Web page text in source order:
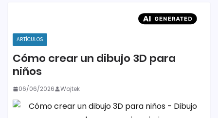
ARTÍCULOS
Cómo crear un dibujo 3D para
niños
06/06/2026 Wojtek